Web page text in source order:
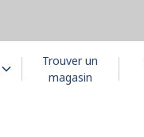
Trouver un
magasin